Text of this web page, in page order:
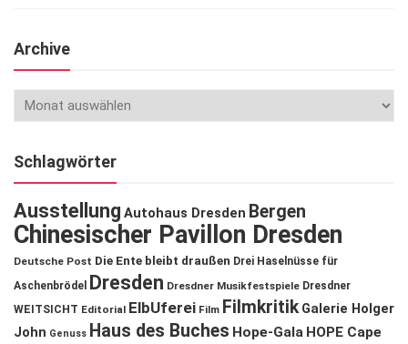
Archive
Schlagwörter
Ausstellung Autohaus Dresden Bergen
Chinesischer Pavillon Dresden
Deutsche Post Die Ente bleibt draußen Drei Haselnüsse für
Aschenbrödel
Dresden Dresdner Musikfestspiele Dresdner
WEITSICHT Editorial ElbUferei Film Filmkritik Galerie Holger
John Genuss Haus des Buches Hope-Gala HOPE Cape